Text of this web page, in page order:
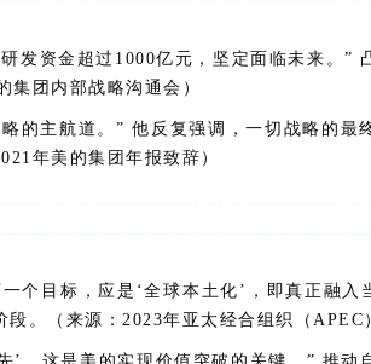
发资金超过1000亿元，坚定面临未来。”
集团内部战略沟通会）
的主航道。” 他反复强调，一切战略的最
年美的集团年报致辞）
个目标，应是‘全球本土化’，即真正融
。（来源：2023年亚太经合组织（APEC